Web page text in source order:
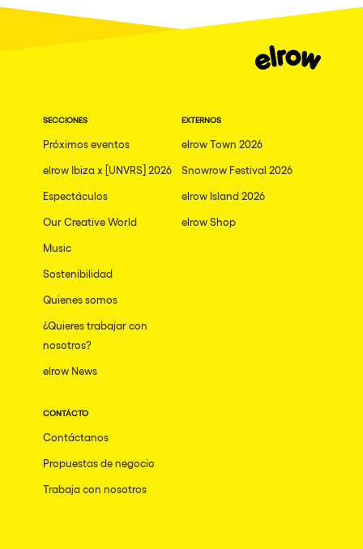
SECCIONES
Próximos eventos
elrow Ibiza x [UNVRS] 2026
Espectáculos
Our Creative World
Music
Sostenibilidad
Quienes somos
¿Quieres trabajar con
nosotros?
elrow News
EXTERNOS
elrow Town 2026
Snowrow Festival 2026
elrow Island 2026
elrow Shop
CONTÁCTO
Contáctanos
Propuestas de negocio
Trabaja con nosotros